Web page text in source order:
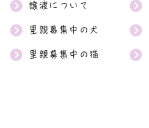
譲渡について
里親募集中の犬
里親募集中の猫